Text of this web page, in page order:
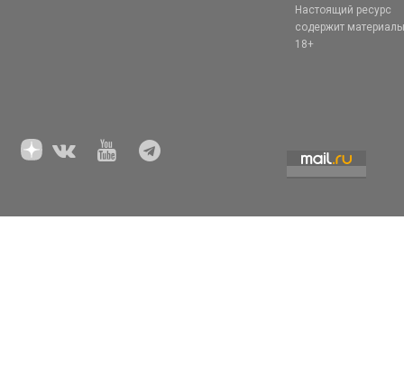
Настоящий ресурс
содержит
18+